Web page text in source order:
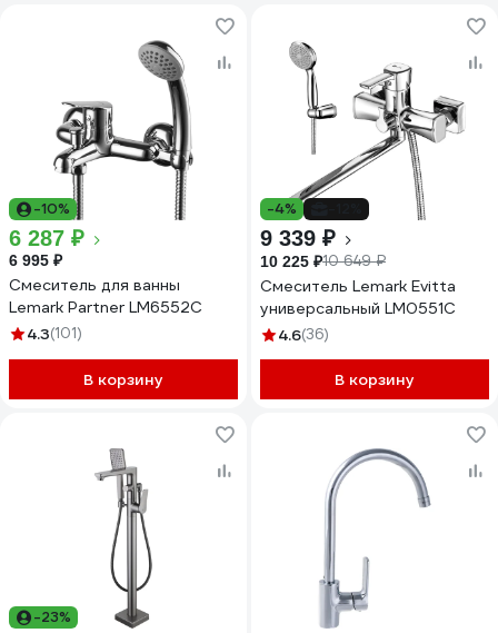
-10%
6 287 ₽
6 995 ₽
Смеситель для ванны
Lemark Partner LM6552C
4.3(101)
В корзину
-4%
9 339 ₽
10 225 ₽10 649 ₽
Смеситель Lemark Evitta
универсальный LM0551C
4.6(36)
В корзину
-23%